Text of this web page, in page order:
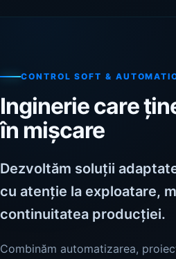
CONTROL SOFT &
Inginerie care
în mișcare
Dezvoltăm soluții
cu atenție la exploatare,
continuitatea producției.
Combinăm automatizarea,